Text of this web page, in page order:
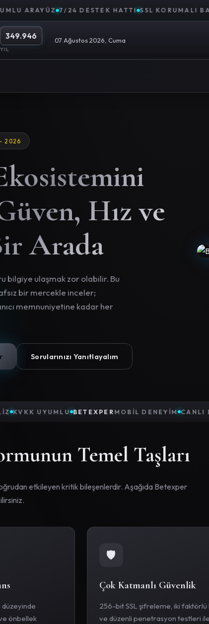
7/24 DESTEK HATTI SSL KORUMALI BAĞLANTI
349.946
YIL
07 Ağustos 2026, Cuma
2026
Hız ve
Arada
bilgiye ulaşmak zor olabilir. Bu
bir mercekle inceler;
memnuniyetine kadar her
Sorularınızı Yanıtlayalım
ANALIZ KVKK UYUMLU BETEXPERMOBIL DENEYIM
Temel Taşları
etkileyen kritik bileşenlerdir. Aşağıda Betexper
önbellek
🛡
Çok Katmanlı Güvenlik
256-bit SSL şifreleme, iki
ve düzenli penetrasyon testleri